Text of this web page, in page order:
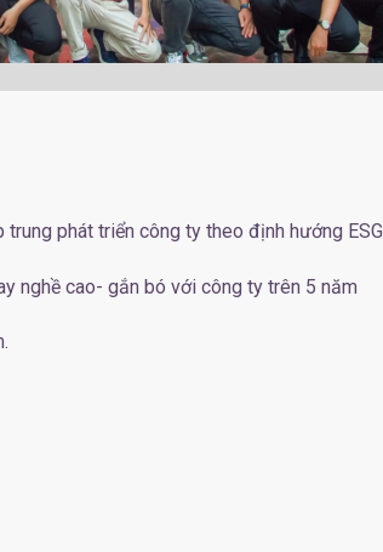
phát triển công ty theo định hướng ESG
nghề cao- gắn bó với công ty trên 5 năm